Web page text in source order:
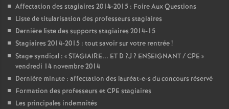
Affectation des stagiaires 2014-2015 : Foire Aux Questions
Liste de titularisation des professeurs stagiaires
Dernière liste des supports stagiaires 2014-15
Stagiaires 2014-2015 : tout savoir sur votre rentrée!
Stage syndical : «STAGIAIRE... ET D ?J ? ENSEIGNANT/CPE »
vendredi 14 novembre 2014
Dernière minute : affectation des lauréat-e-s du concours réservé
Formation des professeurs etCPE stagiaires
Les principales indemnités